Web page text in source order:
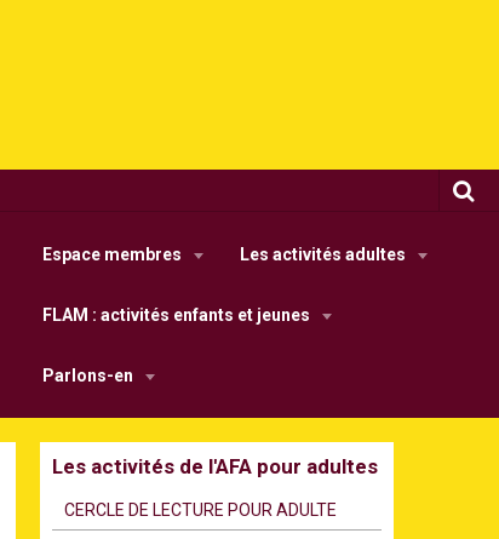
Espace membres Les activités adultes
FLAM : activités enfants et jeunes
Parlons-en
Les activités de l'AFA pour adultes
CERCLE DE LECTURE POUR ADULTE